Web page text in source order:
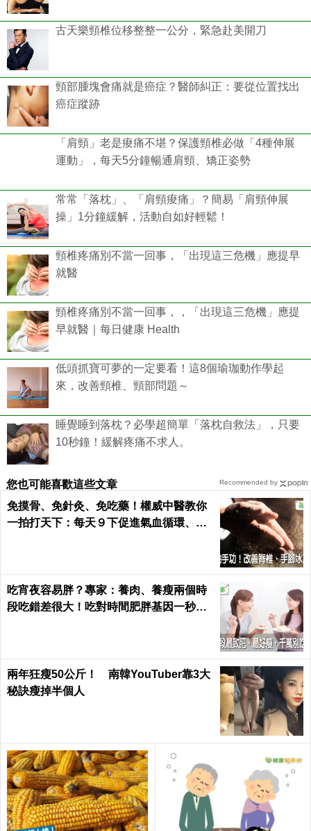
古天樂頸椎位移整整一公分，緊急赴美開刀
頸部腫塊會痛就是癌症？醫師糾正：要從位置找出
癌症蹤跡
「肩頸」老是痠痛不堪？保護頸椎必做「4種伸展
運動」，每天5分鐘暢通肩頸、矯正姿勢
常常「落枕」、「肩頸痠痛」？簡易「肩頸伸展
操」1分鐘緩解，活動自如好輕鬆！
頸椎疼痛別不當一回事，「出現這三危機」應提早
就醫
頸椎疼痛別不當一回事，，「出現這三危機」應提
早就醫｜每日健康 Health
低頭抓寶可夢的一定要看！這8個瑜珈動作學起
來，改善頸椎、頸部問題～
睡覺睡到落枕？必學超簡單「落枕自救法」，只要
10秒鐘！緩解疼痛不求人。
您也可能喜歡這些文章
免摸骨、免針灸、免吃藥！權威中醫教你
一拍打天下：每天９下促進氣血循環、活
吃宵夜容易胖？專家：養肉、養瘦兩個時
段吃錯差很大！吃對時間肥胖基因一秒關
兩年狂瘦50公斤！ 南韓YouTuber靠3大
秘訣瘦掉半個人
Recommended by